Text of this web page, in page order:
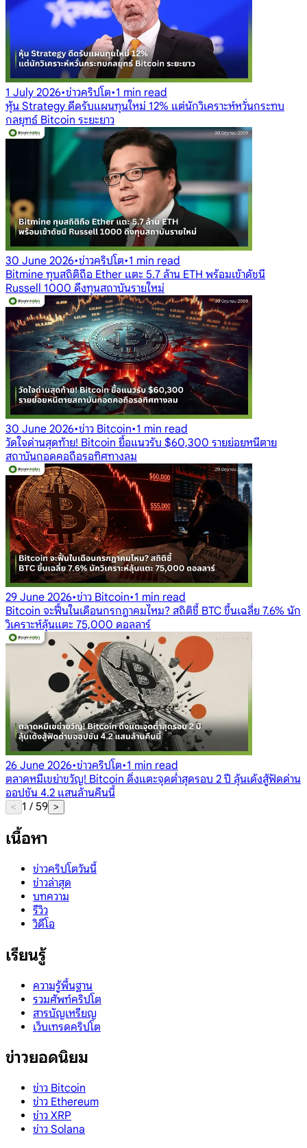
1 July 2026•ข่าวคริปโต•1 min read
หุ้น Strategy ดีดรับแผนทุนใหม่ 12% แต่นักวิเคราะห์หวั่นกระทบ
กลยุทธ์ Bitcoin ระยะยาว
30 June 2026•ข่าวคริปโต•1 min read
Bitmine ทุบสถิติถือ Ether แตะ 5.7 ล้าน ETH พร้อมเข้าดัชนี
Russell 1000 ดึงทุนสถาบันรายใหม่
30 June 2026•ข่าว Bitcoin•1 min read
วัดใจด่านสุดท้าย! Bitcoin ยื้อแนวรับ $60,300 รายย่อยหนีตาย
สถาบันกอดคอถือรอทิศทางลม
29 June 2026•ข่าว Bitcoin•1 min read
Bitcoin จะฟื้นในเดือนกรกฎาคมไหม? สถิติชี้ BTC ขึ้นเฉลี่ย 7.6% นัก
วิเคราะห์ลุ้นแตะ 75,000 ดอลลาร์
26 June 2026•ข่าวคริปโต•1 min read
ตลาดหมีเขย่าขวัญ! Bitcoin ดิ่งแตะจุดต่ำสุดรอบ 2 ปี ลุ้นเด้งสู้ฟัดด่าน
ออปชัน 4.2 แสนล้านคืนนี้
< 1 / 59 >
เนื้อหา
ข่าวคริปโตวันนี้
ข่าวล่าสุด
บทความ
รีวิว
วิดีโอ
เรียนรู้
ความรู้พื้นฐาน
รวมศัพท์คริปโต
สารบัญเหรียญ
เว็บเทรดคริปโต
ข่าวยอดนิยม
ข่าว Bitcoin
ข่าว Ethereum
ข่าว XRP
ข่าว Solana